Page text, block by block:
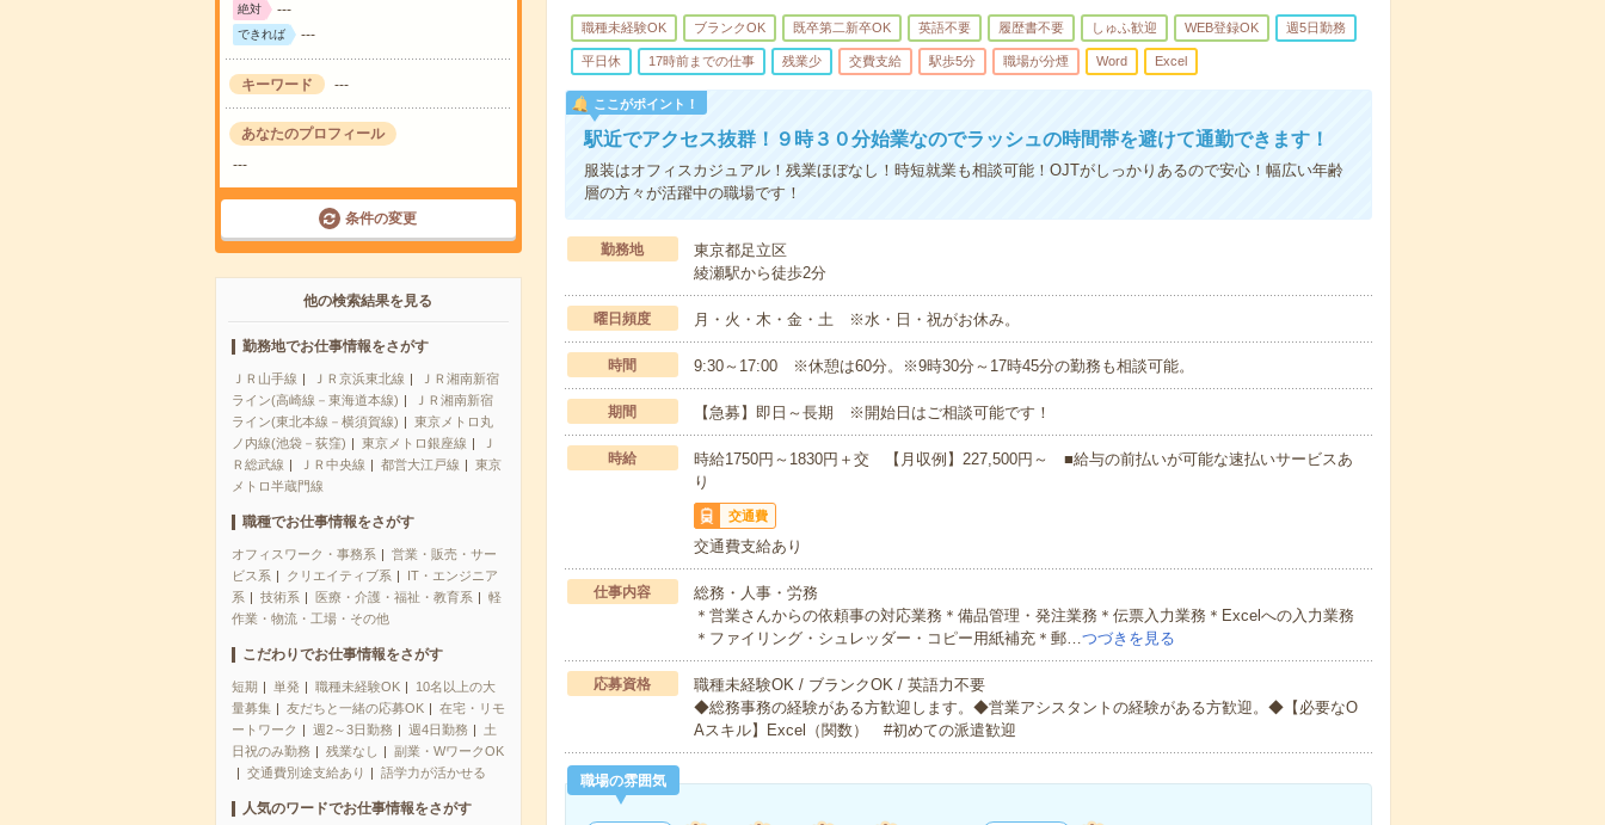
絶対 ---
できれば ---
キーワード ---
あなたのプロフィール
---
条件の変更
他の検索結果を見る
勤務地でお仕事情報をさがす
ＪＲ山手線 ＪＲ京浜東北線
ＪＲ湘南新宿
ライン(高崎線－東海道本線)
ＪＲ湘南新宿
ライン(東北本線－横須賀線)
東京メトロ丸
ノ内線(池袋－荻窪)
東京メトロ銀座線
Ｊ
Ｒ総武線
ＪＲ中央線 都営大江戸線
東京
メトロ半蔵門線
職種でお仕事情報をさがす
オフィスワーク・事務系
営業・販売・サー
ビス系
クリエイティブ系
IT・エンジニア
系
技術系 医療・介護・福祉・教育系
軽
作業・物流・工場・その他
こだわりでお仕事情報をさがす
短期 単発 職種未経験OK
10名以上の大
量募集
友だちと一緒の応募OK
在宅・リモ
ートワーク
週2～3日勤務 週4日勤務
土
日祝のみ勤務
残業なし
副業・WワークOK
交通費別途支給あり
語学力が活かせる
人気のワードでお仕事情報をさがす
職種未経験OK ブランクOK 既卒第二新卒OK 英語不要 履歴書不要 しゅふ歓迎 WEB登録OK 週5日勤務
平日休 17時前までの仕事 残業少 交費支給 駅歩5分 職場が分煙 Word Excel
ここがポイント！
駅近でアクセス抜群！９時３０分始業なのでラッシュの時間帯を避けて通勤できます！
服装はオフィスカジュアル！残業ほぼなし！時短就業も相談可能！OJTがしっかりあるので安心！幅広い年齢
層の方々が活躍中の職場です！
勤務地
東京都足立区
綾瀬駅から徒歩2分
曜日頻度 月・火・木・金・土 ※水・日・祝がお休み。
時間 9:30～17:00 ※休憩は60分。※9時30分～17時45分の勤務も相談可能。
期間 【急募】即日～長期 ※開始日はご相談可能です！
時給
時給1750円～1830円＋交 【月収例】227,500円～ ■給与の前払いが可能な速払いサービスあ
り
交通費
交通費支給あり
仕事内容
総務・人事・労務
＊営業さんからの依頼事の対応業務＊備品管理・発注業務＊伝票入力業務＊Excelへの入力業務
＊ファイリング・シュレッダー・コピー用紙補充＊郵…つづきを見る
応募資格
職種未経験OK / ブランクOK / 英語力不要
◆総務事務の経験がある方歓迎します。◆営業アシスタントの経験がある方歓迎。◆【必要なO
Aスキル】Excel（関数） #初めての派遣歓迎
職場の雰囲気